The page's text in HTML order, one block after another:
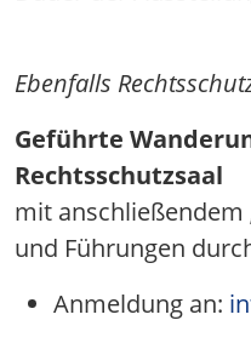
Ebenfalls
Geführte
Rechtsschutzsaal
mit anschließendem
und Führungen
Anmeldung an: